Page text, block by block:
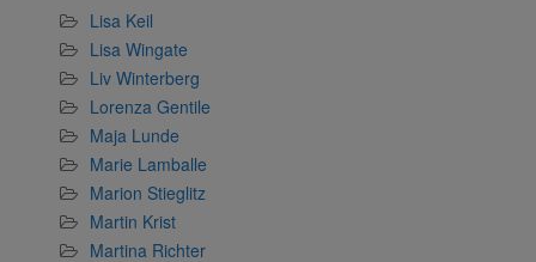
Lisa Keil
Lisa Wingate
Liv Winterberg
Lorenza Gentile
Maja Lunde
Marie Lamballe
Marion Stieglitz
Martin Krist
Martina Richter